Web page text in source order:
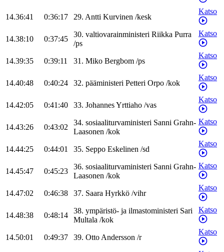
14.36:41 0:36:17 29. Antti Kurvinen /kesk
Katso
14.38:10 0:37:45
30. valtiovarainministeri Riikka Purra
/ps
Katso
14.39:35 0:39:11 31. Miko Bergbom /ps
Katso
14.40:48 0:40:24 32. pääministeri Petteri Orpo /kok
Katso
14.42:05 0:41:40 33. JohannesYrttiaho /vas
Katso
14.43:26 0:43:02
34. sosiaaliturvaministeri Sanni Grahn-
Laasonen /kok
Katso
14.44:25 0:44:01 35. Seppo Eskelinen /sd
Katso
14.45:47 0:45:23
36. sosiaaliturvaministeri Sanni Grahn-
Laasonen /kok
Katso
14.47:02 0:46:38 37. Saara Hyrkkö /vihr
Katso
14.48:38 0:48:14
38. ympäristö- ja ilmastoministeri Sari
Multala /kok
Katso
14.50:01 0:49:37 39. OttoAndersson /r
Katso